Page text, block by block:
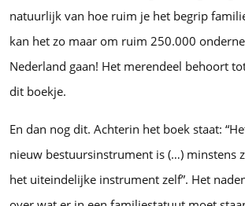
natuurlijk van hoe ruim je het begrip
kan het zo maar om ruim 250.000
Nederland gaan! Het merendeel behoort
dit boekje.
En dan nog dit. Achterin het boek staat:
nieuw bestuursinstrument is (…) minstens
het uiteindelijke instrument zelf”. Het